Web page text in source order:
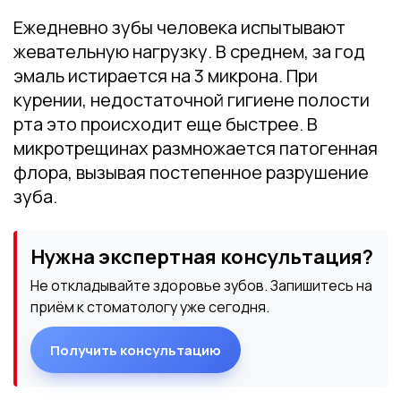
Ежедневно зубы человека испытывают
жевательную нагрузку. В среднем, за год
эмаль истирается на 3 микрона. При
курении, недостаточной гигиене полости
рта это происходит еще быстрее. В
микротрещинах размножается патогенная
флора, вызывая постепенное разрушение
зуба.
Нужна экспертная консультация?
Не откладывайте здоровье зубов. Запишитесь на
приём к стоматологу уже сегодня.
Получить консультацию